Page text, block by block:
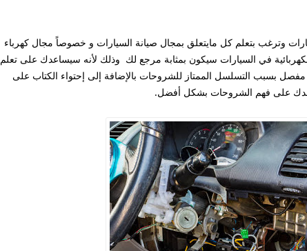
وترغب بتعلم كل مايتعلق بمجال صيانة السيارات و خصوصاً مجال كهرباء
الكهربائية في السيارات سيكون بمثابة مرجع لك وذلك لأنه سيساعدك على تعلم
بسبب التسلسل الممتاز للشروحات بالإضافة إلى إحتواء الكتاب على
على فهم الشروحات بشكل أفضل.